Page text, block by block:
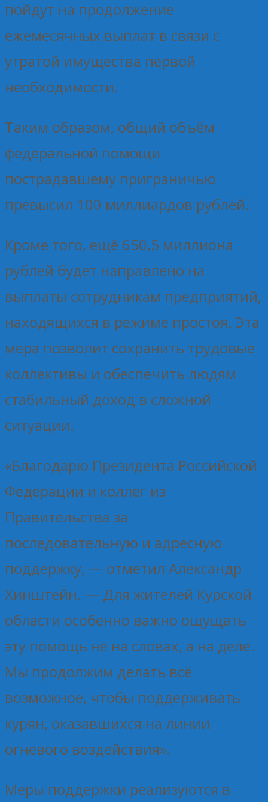
пойдут на продолжение
ежемесячных выплат в связи с
утратой имущества первой
необходимости.
Таким образом, общий объём
федеральной помощи
пострадавшему приграничью
превысил 100 миллиардов рублей.
Кроме того, ещё 650,5 миллиона
рублей будет направлено на
выплаты сотрудникам предприятий,
находящихся в режиме простоя. Эта
мера позволит сохранить трудовые
коллективы и обеспечить людям
стабильный доход в сложной
ситуации.
«Благодарю Президента Российской
Федерации и коллег из
Правительства за
последовательную и адресную
поддержку, — отметил Александр
Хинштейн. — Для жителей Курской
области особенно важно ощущать
эту помощь не на словах, а на деле.
Мы продолжим делать всё
возможное, чтобы поддерживать
курян, оказавшихся на линии
огневого воздействия».
Меры поддержки реализуются в